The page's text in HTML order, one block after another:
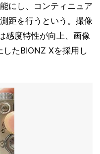
にし、コンティニュア
距を行うという。撮像
感度特性が向上、画像
たBIONZ Xを採用し